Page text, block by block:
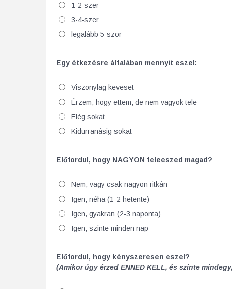
1-2-szer
3-4-szer
legalább 5-ször
Egy étkezésre általában mennyit eszel:
Viszonylag keveset
Érzem, hogy ettem, de nem vagyok tele
Elég sokat
Kidurranásig sokat
Előfordul, hogy NAGYON teleeszed magad?
Nem, vagy csak nagyon ritkán
Igen, néha (1-2 hetente)
Igen, gyakran (2-3 naponta)
Igen, szinte minden nap
Előfordul, hogy kényszeresen eszel?
(Amikor úgy érzed ENNED KELL, és szinte